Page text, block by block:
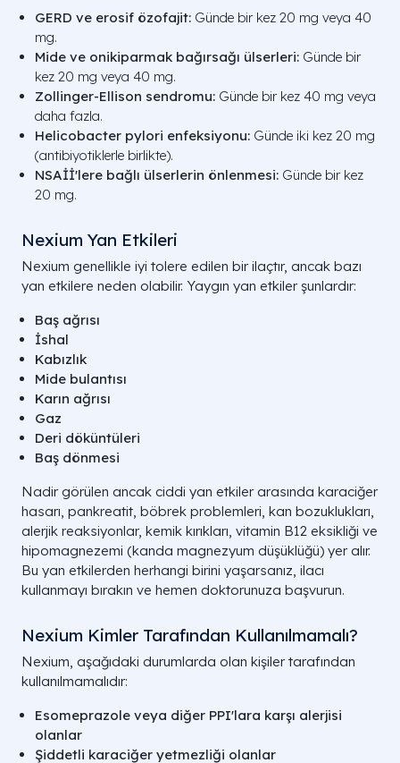
GERD ve erosif özofajit: Günde bir kez 20 mg veya 40
mg.
Mide ve onikiparmak bağırsağı ülserleri: Günde bir
kez 20 mg veya 40 mg.
Zollinger-Ellison sendromu: Günde bir kez 40 mg veya
daha fazla.
Helicobacter pylori enfeksiyonu: Günde iki kez 20 mg
(antibiyotiklerle birlikte).
NSAİİ'lere bağlı ülserlerin önlenmesi: Günde bir kez
20 mg.
Nexium Yan Etkileri
Nexium genellikle iyi tolere edilen bir ilaçtır, ancak bazı
yan etkilere neden olabilir. Yaygın yan etkiler şunlardır:
Baş ağrısı
İshal
Kabızlık
Mide bulantısı
Karın ağrısı
Gaz
Deri döküntüleri
Baş dönmesi
Nadir görülen ancak ciddi yan etkiler arasında karaciğer
hasarı, pankreatit, böbrek problemleri, kan bozuklukları,
alerjik reaksiyonlar, kemik kırıkları, vitamin B12 eksikliği ve
hipomagnezemi (kanda magnezyum düşüklüğü) yer alır.
Bu yan etkilerden herhangi birini yaşarsanız, ilacı
kullanmayı bırakın ve hemen doktorunuza başvurun.
Nexium Kimler Tarafından Kullanılmamalı?
Nexium, aşağıdaki durumlarda olan kişiler tarafından
kullanılmamalıdır:
Esomeprazole veya diğer PPI'lara karşı alerjisi
olanlar
Şiddetli karaciğer yetmezliği olanlar